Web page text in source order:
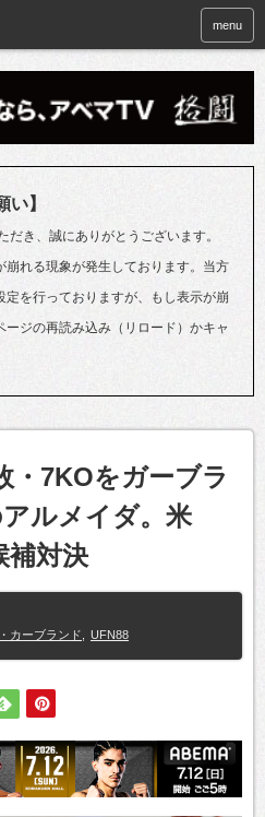
menu
い】
き、誠にありがとうございます。
れる現象が発生しております。当方
を行っておりますが、もし表示が崩
ジの再読み込み（リロード）かキャ
・7KOをガーブラ
ルメイダ。米
補対決
カーブランド UFN88